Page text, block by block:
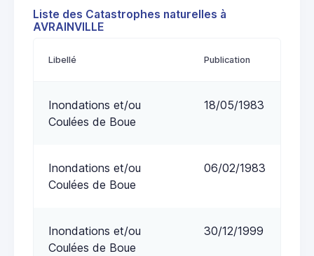
Liste des Catastrophes naturelles à
AVRAINVILLE
Libellé Publication
Inondations et/ou
Coulées de Boue
18/05/1983
Inondations et/ou
Coulées de Boue
06/02/1983
Inondations et/ou
Coulées de Boue
30/12/1999